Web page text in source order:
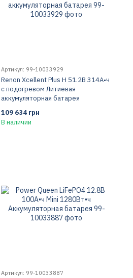
Артикул: 99-10033929
Renon Xcellent Plus H 51.2В 314А•ч
с подогревом Литиевая
аккумуляторная батарея
109 634 грн
В наличии
Артикул: 99-10033887